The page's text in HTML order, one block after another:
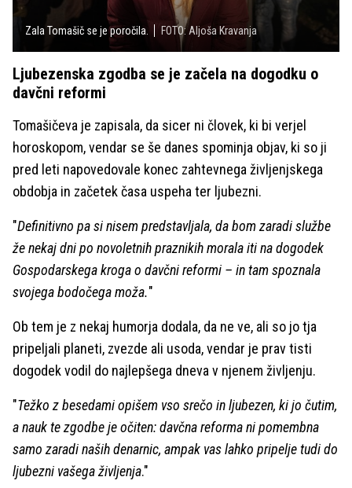
Zala Tomašič se je poročila. FOTO: Aljoša Kravanja
Ljubezenska zgodba se je začela na dogodku o
davčni reformi
Tomašičeva je zapisala, da sicer ni človek, ki bi verjel
horoskopom, vendar se še danes spominja objav, ki so ji
pred leti napovedovale konec zahtevnega življenjskega
obdobja in začetek časa uspeha ter ljubezni.
"Definitivno pa si nisem predstavljala, da bom zaradi službe
že nekaj dni po novoletnih praznikih morala iti na dogodek
Gospodarskega kroga o davčni reformi – in tam spoznala
svojega bodočega moža."
Ob tem je z nekaj humorja dodala, da ne ve, ali so jo tja
pripeljali planeti, zvezde ali usoda, vendar je prav tisti
dogodek vodil do najlepšega dneva v njenem življenju.
"Težko z besedami opišem vso srečo in ljubezen, ki jo čutim,
a nauk te zgodbe je očiten: davčna reforma ni pomembna
samo zaradi naših denarnic, ampak vas lahko pripelje tudi do
ljubezni vašega življenja."